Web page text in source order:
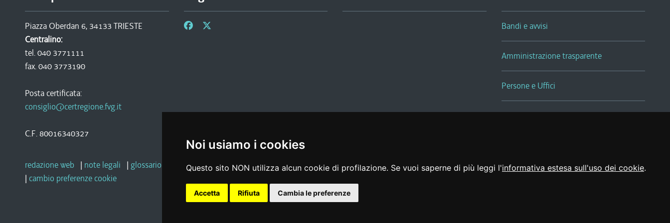
Noi usiamo i cookies
Questo sito NON utilizza alcun cookie di profilazione. Se vuoi saperne di più leggi l'informativa estesa sull'uso dei cookie.
Accetta Rifiuta Cambia le preferenze
Piazza Oberdan 6, 34133 TRIESTE
Centralino:
tel. 040 3771111
fax. 040 3773190
Posta certificata:
consiglio@certregione.fvg.it
C.F. 80016340327
Bandi e avvisi
Amministrazione trasparente
Persone e Uffici
Sala Tiziano Tessitori
redazione web | note legali | glossario privacy |social media policy | dichiarazione di accessibilità | feedback
| cambio preferenze cookie
Realizzato da